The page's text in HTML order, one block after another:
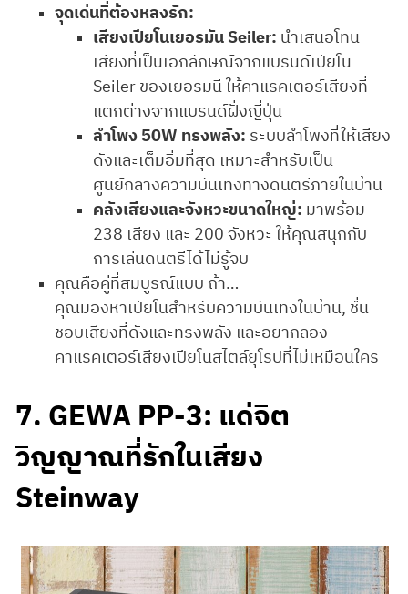
จุดเด่นที่ต้องหลงรัก:
เสียงเปียโนเยอรมัน Seiler: นำเสนอโทน
เสียงที่เป็นเอกลักษณ์จากแบรนด์เปียโน
Seiler ของเยอรมนี ให้คาแรคเตอร์เสียงที่
แตกต่างจากแบรนด์ฝั่งญี่ปุ่น
ลำโพง 50W ทรงพลัง: ระบบลำโพงที่ให้เสียง
ดังและเต็มอิ่มที่สุด เหมาะสำหรับเป็น
ศูนย์กลางความบันเทิงทางดนตรีภายในบ้าน
คลังเสียงและจังหวะขนาดใหญ่: มาพร้อม
238 เสียง และ 200 จังหวะ ให้คุณสนุกกับ
การเล่นดนตรีได้ไม่รู้จบ
คุณคือคู่ที่สมบูรณ์แบบ ถ้า…
คุณมองหาเปียโนสำหรับความบันเทิงในบ้าน, ชื่น
ชอบเสียงที่ดังและทรงพลัง และอยากลอง
คาแรคเตอร์เสียงเปียโนสไตล์ยุโรปที่ไม่เหมือนใคร
7. GEWA PP-3: แด่จิต
วิญญาณที่รักในเสียง
Steinway